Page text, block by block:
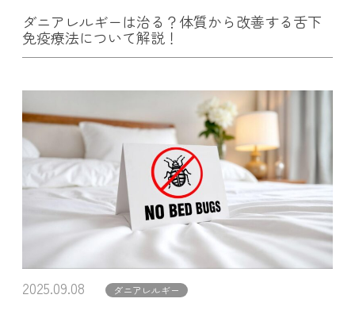
ダニアレルギーは治る？体質から改善する舌下
免疫療法について解説！
2025.09.08 ダニアレルギー